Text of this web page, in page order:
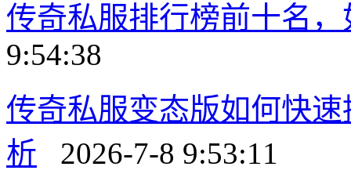
传奇私服排行榜前十名
9:54:38
传奇私服变态版如何快
析 2026-7-8 9:53:11